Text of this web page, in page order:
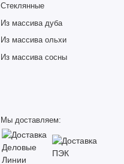
Стеклянные
Из массива дуба
Из массива ольхи
Из массива сосны
Мы доставляем: